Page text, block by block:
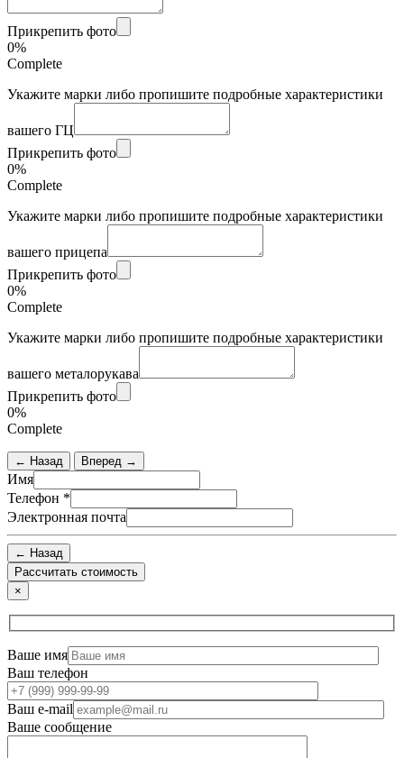
Прикрепить фото
0%
Complete
Укажите марки либо пропишите подробные характеристики
вашего ГЦ
Прикрепить фото
0%
Complete
Укажите марки либо пропишите подробные характеристики
вашего прицепа
Прикрепить фото
0%
Complete
Укажите марки либо пропишите подробные характеристики
вашего металорукава
Прикрепить фото
0%
Complete
← Назад Вперед →
Имя
Телефон *
Электронная почта
← Назад
×
Ваше имя
Ваш телефон
Ваш e-mail
Ваше сообщение